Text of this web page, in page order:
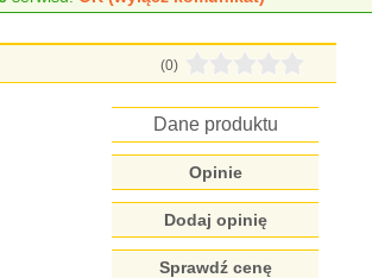
(0)
Dane produktu
Opinie
Dodaj opinię
Sprawdź cenę